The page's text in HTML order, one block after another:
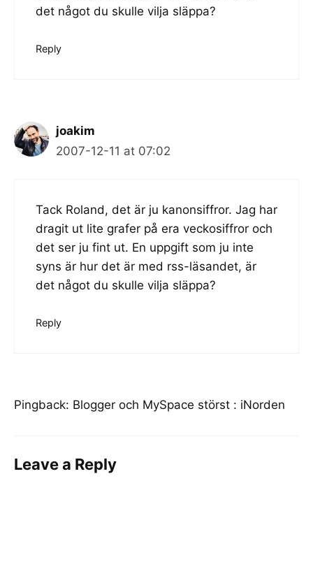
det något du skulle vilja släppa?
Reply
joakim
2007-12-11 at 07:02
Tack Roland, det är ju kanonsiffror. Jag har
dragit ut lite grafer på era veckosiffror och
det ser ju fint ut. En uppgift som ju inte
syns är hur det är med rss-läsandet, är
det något du skulle vilja släppa?
Reply
Pingback: Blogger och MySpace störst : iNorden
Leave a Reply